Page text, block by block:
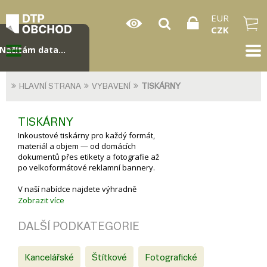
EUR
CZK
HLAVNÍ STRANA VYBAVENÍ TISKÁRNY
TISKÁRNY
Inkoustové tiskárny pro každý formát,
materiál a objem — od domácích
dokumentů přes etikety a fotografie až
po velkoformátové reklamní bannery.
V naší nabídce najdete výhradně
inkoustové tiskárny
hranice klasické kanceláře — moderní
piezoelektrické a termální hlavy umí
inkoustu na téměř libovolný povrch: od
kancelářského papíru přes samolepicí
Zobrazit více
DALŠÍ PODKATEGORIE
Kancelářské Štítkové Fotografické
Načítám data...